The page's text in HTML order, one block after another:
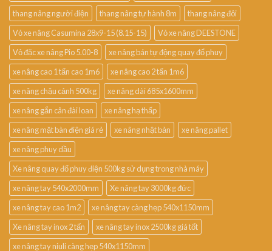
thang nâng người điện
thang nâng tự hành 8m
thang nâng đôi
Vỏ xe nâng Casumina 28x9-15 (8.15-15)
Vỏ xe nâng DEESTONE
Vỏ đặc xe nâng Pio 5.00-8
xe nâng bán tự động quay đổ phuy
xe nâng cao 1 tấn cao 1m6
xe nâng cao 2 tấn 1m6
xe nâng chậu cảnh 500kg
xe nâng dài 685x1600mm
xe nâng gắn cân đài loan
xe nâng hạ thấp
xe nâng mặt bàn điện giá rẻ
xe nâng nhật bản
xe nâng pallet
xe nâng phuy dầu
Xe nâng quay đổ phuy điện 500kg sử dụng trong nhà máy
xe nâng tay 540x2000mm
Xe nâng tay 3000kg đức
xe nâng tay cao 1m2
xe nâng tay càng hẹp 540x1150mm
Xe nâng tay inox 2 tấn
xe nâng tay inox 2500kg giá tốt
xe nâng tay niuli càng hẹp 540x1150mm